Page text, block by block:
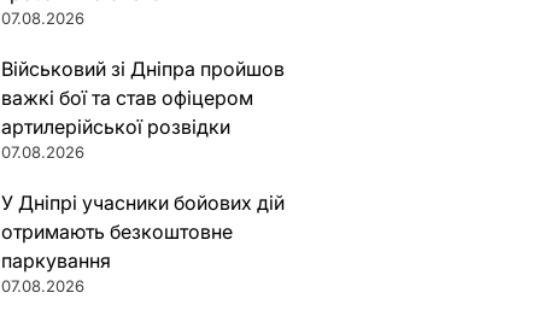
07.08.2026
Військовий зі Дніпра пройшов
важкі бої та став офіцером
артилерійської розвідки
07.08.2026
У Дніпрі учасники бойових дій
отримають безкоштовне
паркування
07.08.2026